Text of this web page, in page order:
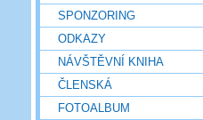
SPONZORING
ODKAZY
NÁVŠTĚVNÍ KNIHA
ČLENSKÁ
FOTOALBUM